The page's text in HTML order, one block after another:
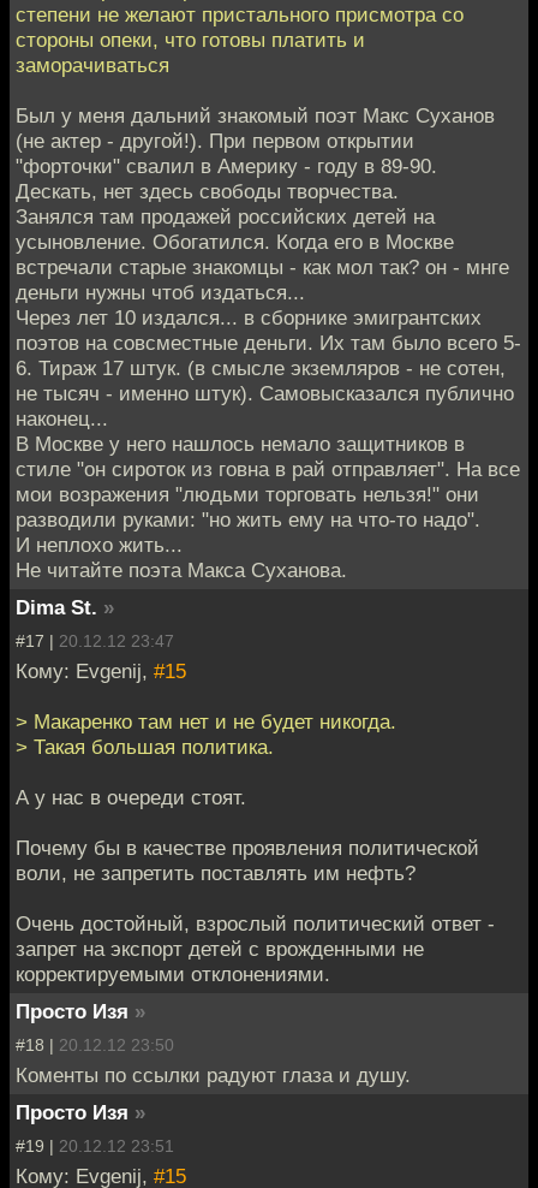
степени не желают пристального присмотра со
стороны опеки, что готовы платить и
заморачиваться
Был у меня дальний знакомый поэт Макс Суханов
(не актер - другой!). При первом открытии
"форточки" свалил в Америку - году в 89-90.
Дескать, нет здесь свободы творчества.
Занялся там продажей российских детей на
усыновление. Обогатился. Когда его в Москве
встречали старые знакомцы - как мол так? он - мнге
деньги нужны чтоб издаться...
Через лет 10 издался... в сборнике эмигрантских
поэтов на совсместные деньги. Их там было всего 5-
6. Тираж 17 штук. (в смысле экземляров - не сотен,
не тысяч - именно штук). Самовысказался публично
наконец...
В Москве у него нашлось немало защитников в
стиле "он сироток из говна в рай отправляет". На все
мои возражения "людьми торговать нельзя!" они
разводили руками: "но жить ему на что-то надо".
И неплохо жить...
Не читайте поэта Макса Суханова.
Dima St. »
#17 | 20.12.12 23:47
Кому: Evgenij, #15
> Макаренко там нет и не будет никогда.
> Такая большая политика.
А у нас в очереди стоят.
Почему бы в качестве проявления политической
воли, не запретить поставлять им нефть?
Очень достойный, взрослый политический ответ -
запрет на экспорт детей с врожденными не
корректируемыми отклонениями.
Просто Изя »
#18 | 20.12.12 23:50
Коменты по ссылки радуют глаза и душу.
Просто Изя »
#19 | 20.12.12 23:51
Кому: Evgenij, #15